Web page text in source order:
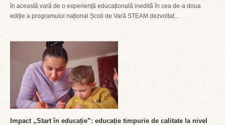
în această vară de o experiență educațională inedită în cea de-a doua
ediție a programului național Școli de Vară STEAM dezvoltat...
Impact „Start în educație”: educație timpurie de calitate la nivel